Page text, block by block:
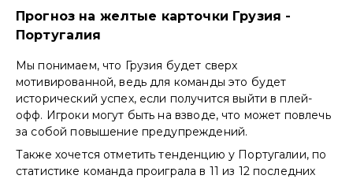
Прогноз на желтые карточки Грузия -
Португалия
Мы понимаем, что Грузия будет сверх
мотивированной, ведь для команды это будет
исторический успех, если получится выйти в плей-
офф. Игроки могут быть на взводе, что может повлечь
за собой повышение предупреждений.
Также хочется отметить тенденцию у Португалии, по
статистике команда проиграла в 11 из 12 последних